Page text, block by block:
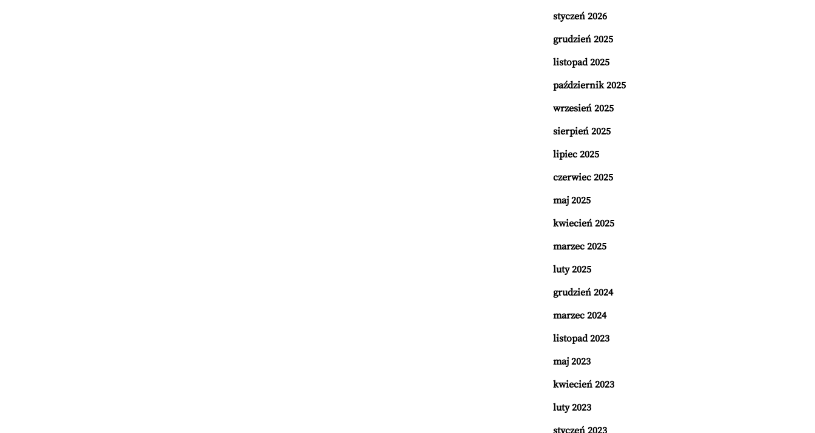
styczeń 2026
grudzień 2025
listopad 2025
październik 2025
wrzesień 2025
sierpień 2025
lipiec 2025
czerwiec 2025
maj 2025
kwiecień 2025
marzec 2025
luty 2025
grudzień 2024
marzec 2024
listopad 2023
maj 2023
kwiecień 2023
luty 2023
styczeń 2023